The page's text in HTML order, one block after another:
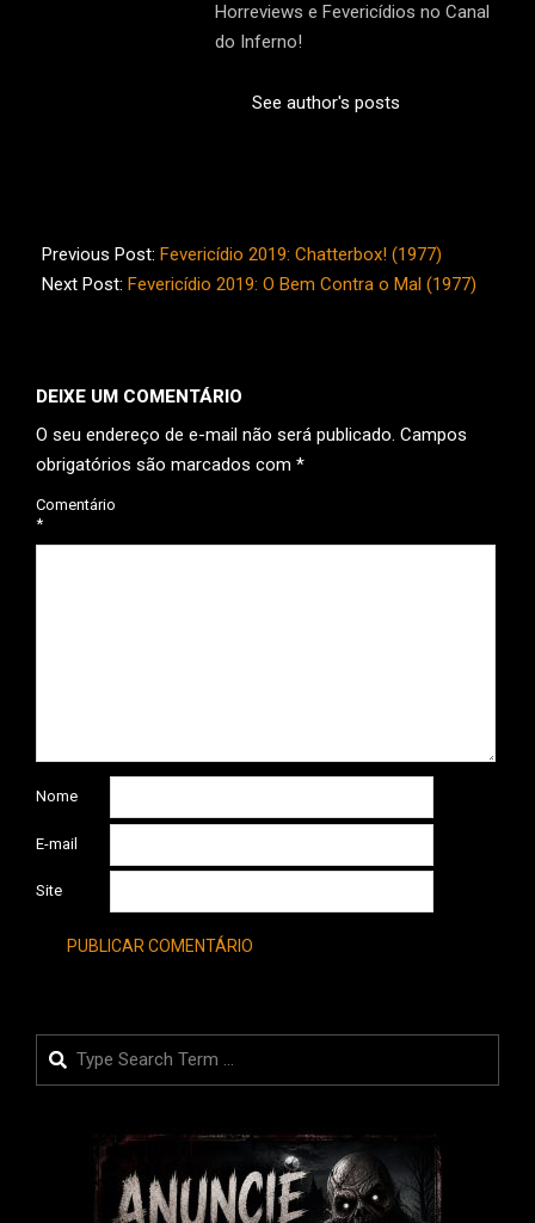
Horreviews e Fevericídios no Canal
do Inferno!
See author's posts
02-
08
Previous Post: Fevericídio 2019: Chatterbox! (1977)
Next Post: Fevericídio 2019: O Bem Contra o Mal (1977)
DEIXE UM COMENTÁRIO
O seu endereço de e-mail não será publicado. Campos
obrigatórios são marcados com *
Comentário
*
Nome
E-mail
Site
Search